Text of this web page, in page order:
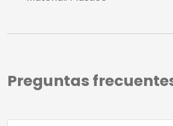
Preguntas